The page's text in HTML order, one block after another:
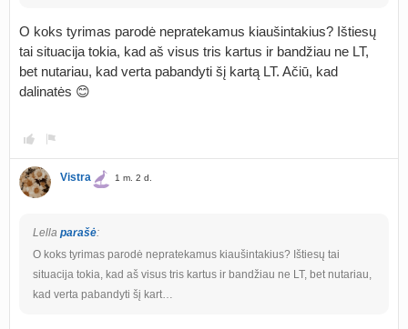
O koks tyrimas parodė nepratekamus kiaušintakius? Ištiesų
tai situacija tokia, kad aš visus tris kartus ir bandžiau ne LT,
bet nutariau, kad verta pabandyti šį kartą LT. Ačiū, kad
dalinatės 😊
Vistra 1 m. 2 d.
Lella parašė:
O koks tyrimas parodė nepratekamus kiaušintakius? Ištiesų tai
situacija tokia, kad aš visus tris kartus ir bandžiau ne LT, bet nutariau,
kad verta pabandyti šį kart…